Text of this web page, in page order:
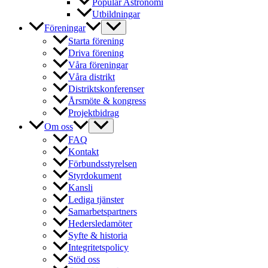
Utbildningar
Föreningar
Starta förening
Driva förening
Våra föreningar
Våra distrikt
Distriktskonferenser
Årsmöte & kongress
Projektbidrag
Om oss
FAQ
Kontakt
Förbundsstyrelsen
Styrdokument
Kansli
Lediga tjänster
Samarbetspartners
Hedersledamöter
Syfte & historia
Integritetspolicy
Stöd oss